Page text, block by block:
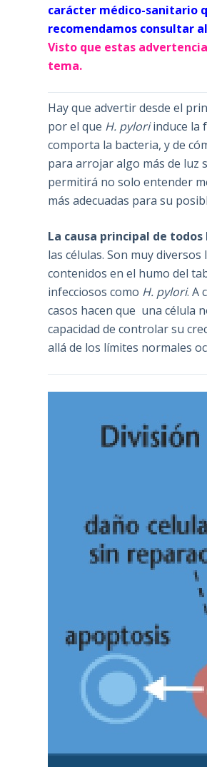
carácter médico-sanitario
recomendamos consultar
Visto que estas
tema.
Hay que advertir desde el
por el que H. pyloriinduce la
comporta la bacteria, y de
para arrojar algo más de luz
permitirá no solo entender
más adecuadas para su
La causa principal de
las células. Son muy
contenidos en el humo del
infecciosos como H. pylori. A
casos hacen que una célula
capacidad de controlar su
allá de los límites normales